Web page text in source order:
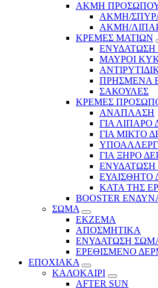
ΑΚΜΗ
ΑΚΜΗ/
ΑΚΜΗ/
ΚΡΕΜΕΣ ΜΑΤΙΩΝ
ΕΝΥΔΑΤΩΣΗ
ΜΑΥΡΟΙ
ΠΡΗΣΜΕΝΑ
ΣΑΚΟΥΛΕΣ
ΚΡΕΜΕΣ
ΑΝΑΠΛΑΣΗ
ΓΙΑ ΛΙΠΑΡΟ
ΓΙΑ ΜΙΚΤΟ
ΓΙΑ ΞΗΡΟ
ΕΥΑΙΣΘΗΤΟ
ΚΑΤΑ ΤΗΣ
BOOSTER
ΣΩΜΑ
ΕΚΖΕΜΑ
ΑΠΟΣΜΗΤΙΚΑ
ΕΝΥΔΑΤΩΣΗ
ΕΡΕΘΙΣΜΕΝΟ
ΕΠΟΧΙΑΚΑ
ΚΑΛΟΚΑΙΡΙ
AFTER SUN